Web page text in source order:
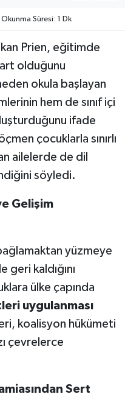
Okunma Süresi: 1 Dk
Prien, eğitimde
olduğunu
okula başlayan
hem de sınıf içi
ifade
çocuklarla sınırlı
ailelerde de dil
söyledi.
Gelişim
yüzmeye
kaldığını
ülke çapında
uygulanması
koalisyon hükümeti
çevrelerce
Sert